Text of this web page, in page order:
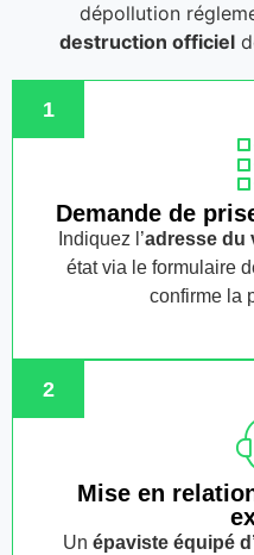
dépollution
destruction officiel
1
Demande de
Indiquez l’adresse du
état via le formulaire
confirme la
2
Mise en
Un épaviste équipé